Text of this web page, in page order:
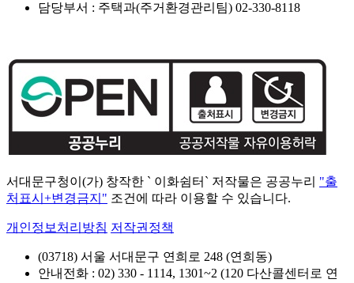
담당부서 : 주택과(주거환경관리팀) 02-330-8118
서대문구청이(가) 창작한 ` 이화쉼터` 저작물은 공공누리 "출
처표시+변경금지" 조건에 따라 이용할 수 있습니다.
개인정보처리방침 저작권정책
(03718) 서울 서대문구 연희로 248 (연희동)
안내전화 : 02) 330 - 1114, 1301~2 (120 다산콜센터로 연